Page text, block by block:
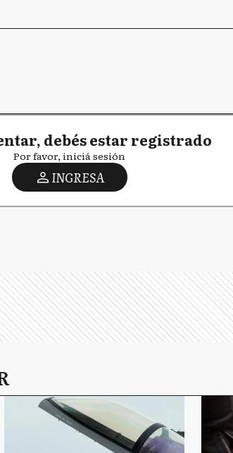
debés estar registrado
Por favor, iniciá sesión
INGRESA